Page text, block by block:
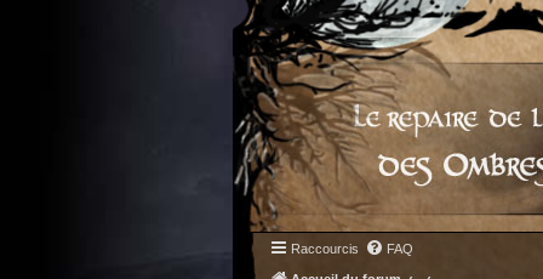
Raccourcis FAQ